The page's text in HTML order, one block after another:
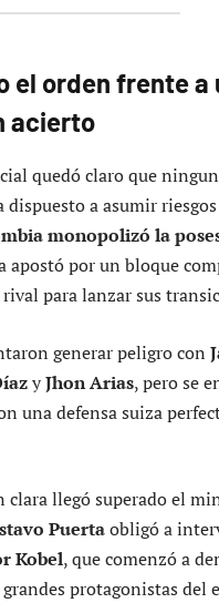
el orden frente a
acierto
quedó claro que
dispuesto a asumir riesgos
monopolizó la
apostó por un bloque
para lanzar sus
generar peligro con
yJhon Arias, pero se
una defensa suiza
clara llegó superado el
Puertaobligó a
Kobel, que comenzó a
protagonistas del